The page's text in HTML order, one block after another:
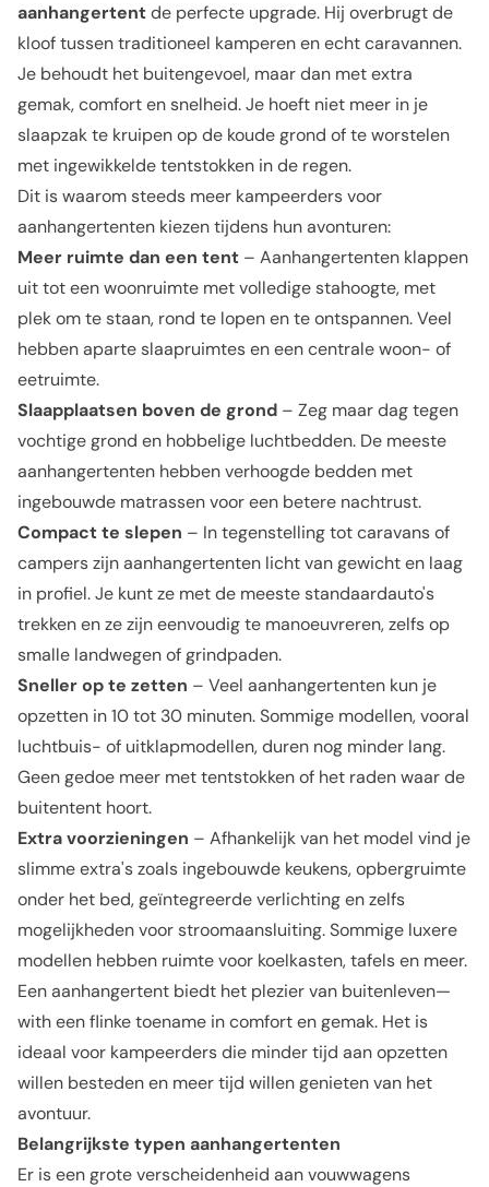
aanhangertentde perfecte upgrade. Hij overbrugt de
kloof tussen traditioneel kamperen en echt caravannen.
Je behoudt het buitengevoel, maar dan met extra
gemak, comfort en snelheid. Je hoeft niet meer in je
slaapzak te kruipen op de koude grond of te worstelen
met ingewikkelde tentstokken in de regen.
Dit is waarom steeds meer kampeerders voor
aanhangertenten kiezen tijdens hun avonturen:
Meer ruimte dan een tent – Aanhangertenten klappen
uit tot een woonruimte met volledige stahoogte, met
plek om te staan, rond te lopen en te ontspannen. Veel
hebben aparte slaapruimtes en een centrale woon- of
eetruimte.
Slaapplaatsen boven de grond – Zeg maar dag tegen
vochtige grond en hobbelige luchtbedden. De meeste
aanhangertenten hebben verhoogde bedden met
ingebouwde matrassen voor een betere nachtrust.
Compact te slepen – In tegenstelling tot caravans of
campers zijn aanhangertenten licht van gewicht en laag
in profiel. Je kunt ze met de meeste standaardauto's
trekken en ze zijn eenvoudig te manoeuvreren, zelfs op
smalle landwegen of grindpaden.
Sneller op te zetten – Veel aanhangertenten kun je
opzetten in 10 tot 30 minuten. Sommige modellen, vooral
luchtbuis- of uitklapmodellen, duren nog minder lang.
Geen gedoe meer met tentstokken of het raden waar de
buitentent hoort.
Extra voorzieningen – Afhankelijk van het model vind je
slimme extra's zoals ingebouwde keukens, opbergruimte
onder het bed, geïntegreerde verlichting en zelfs
mogelijkheden voor stroomaansluiting. Sommige luxere
modellen hebben ruimte voor koelkasten, tafels en meer.
Een aanhangertent biedt het plezier van buitenleven—
with een flinke toename in comfort en gemak. Het is
ideaal voor kampeerders die minder tijd aan opzetten
willen besteden en meer tijd willen genieten van het
avontuur.
Belangrijkste typen aanhangertenten
Er is een grote verscheidenheid aan vouwwagens